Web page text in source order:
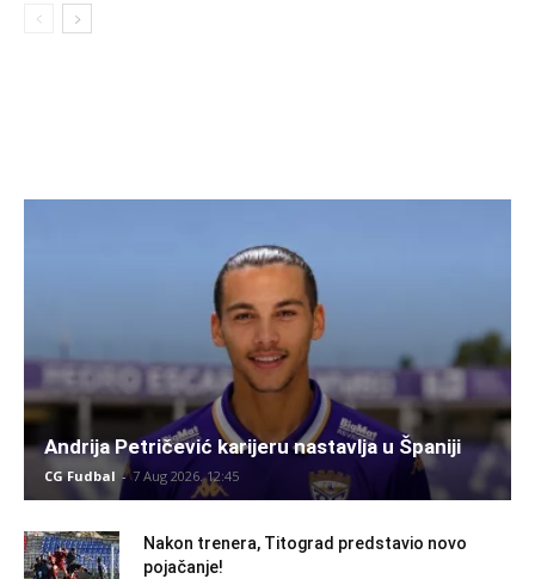
Andrija Petričević karijeru nastavlja u Španiji
CG Fudbal - 7 Aug 2026. 12:45
Nakon trenera, Titograd predstavio novo
pojačanje!